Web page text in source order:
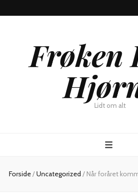
Frøken
Lidt om alt
Forside/Uncategorized / Når foråret